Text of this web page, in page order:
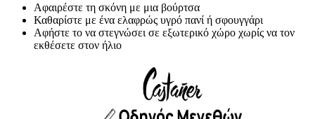
Αφαιρέστε τη σκόνη με μια βούρτσα
Καθαρίστε με ένα ελαφρώς υγρό πανί ή σφουγγάρι
Αφήστε το να στεγνώσει σε εξωτερικό χώρο χωρίς να τον
εκθέσετε στον ήλιο